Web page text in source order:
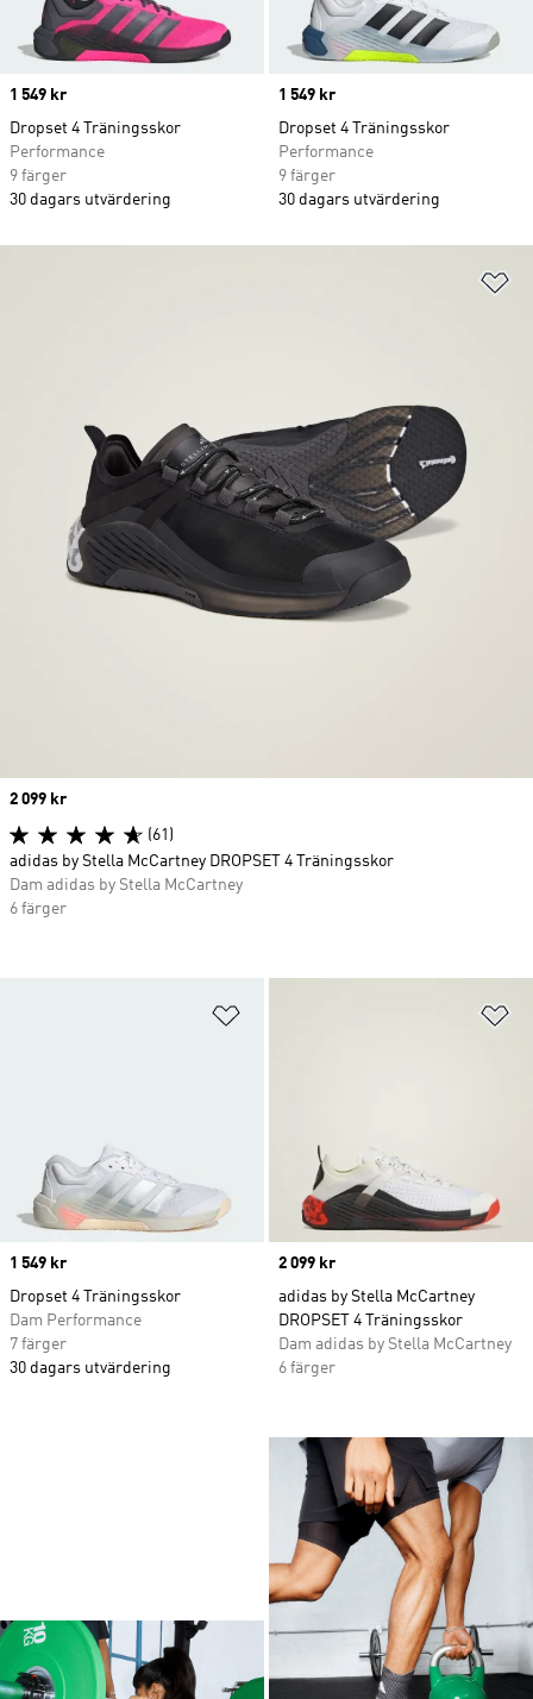
Price
1 549 kr
Dropset 4 Träningsskor
Performance
9 färger
30 dagars utvärdering
Price
1 549 kr
Dropset 4 Träningsskor
Performance
9 färger
30 dagars utvärdering
Price
1 549 kr
Dropset 4 Träningsskor
Dam Performance
7 färger
30 dagars utvärdering
Price
2 099 kr
adidas by Stella McCartney
DROPSET 4 Träningsskor
Dam adidas by Stella McCartney
6 färger
Price
2 099 kr
(61)
adidas by Stella McCartney DROPSET 4 Träningsskor
Dam adidas by Stella McCartney
6 färger